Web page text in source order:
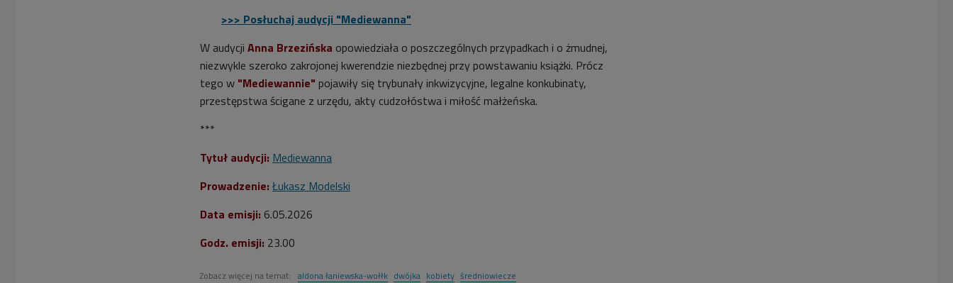
>>> Posłuchaj audycji "Mediewanna"
W audycji Anna Brzezińska opowiedziała o poszczególnych przypadkach i o żmudnej,
niezwykle szeroko zakrojonej kwerendzie niezbędnej przy powstawaniu książki. Prócz
tego w "Mediewannie" pojawiły się trybunały inkwizycyjne, legalne konkubinaty,
przestępstwa ścigane z urzędu, akty cudzołóstwa i miłość małżeńska.
***
Tytuł audycji: Mediewanna
Prowadzenie: Łukasz Modelski
Data emisji: 6.05.2026
Godz. emisji: 23.00
Zobacz więcej na temat: aldona łaniewska-wołłk dwójka kobiety średniowiecze